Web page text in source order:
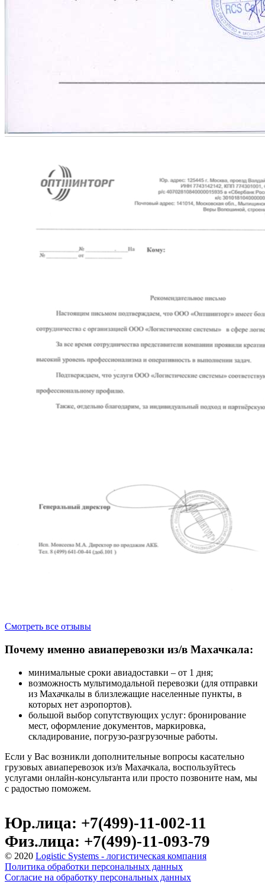
Смотреть все отзывы
Почему именно авиаперевозки из/в Махачкала:
минимальные сроки авиадоставки – от 1 дня;
возможность мультимодальной перевозки (для отправки
из Махачкалы в близлежащие населенные пункты, в
которых нет аэропортов).
большой выбор сопутствующих услуг: бронирование
мест, оформление документов, маркировка,
складирование, погрузо-разгрузочные работы.
Если у Вас возникли дополнительные вопросы касательно
грузовых авиаперевозок из/в Махачкала, воспользуйтесь
услугами онлайн-консультанта или просто позвоните нам, мы
с радостью поможем.
Юр.лица: +7(499)-11-002-11
Физ.лица: +7(499)-11-093-79
© 2020 Logistic Systems - логистическая компания
Политика обработки персональных данных
Согласие на обработку персональных данных